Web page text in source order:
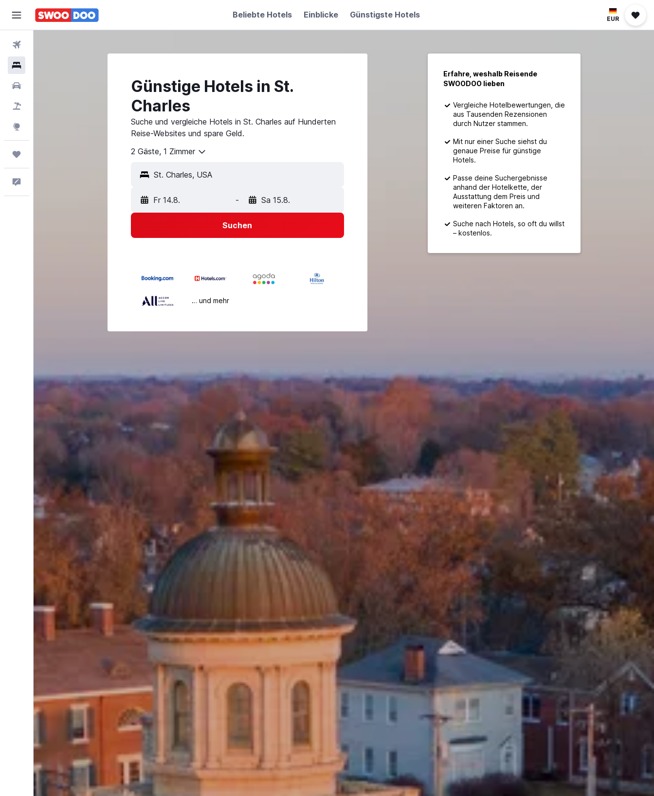
Beliebte Hotels Einblicke Günstigste Hotels EUR
Günstige Hotels in St.
Charles
Suche und vergleiche Hotels in St. Charles auf Hunderten
Reise-Websites und spare Geld.
2 Gäste, 1 Zimmer
Fr 14.8. - Sa 15.8.
Suchen
… und mehr
Erfahre, weshalb Reisende
SWOODOO lieben
Vergleiche Hotelbewertungen, die
aus Tausenden Rezensionen
durch Nutzer stammen.
Mit nur einer Suche siehst du
genaue Preise für günstige
Hotels.
Passe deine Suchergebnisse
anhand der Hotelkette, der
Ausstattung dem Preis und
weiteren Faktoren an.
Suche nach Hotels, so oft du willst
– kostenlos.